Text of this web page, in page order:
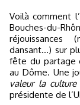
Voilà comment
Bouches-du-
réjouissances
dansant…) sur
fête du partage
au Dôme. Une
valeur la
présidente de